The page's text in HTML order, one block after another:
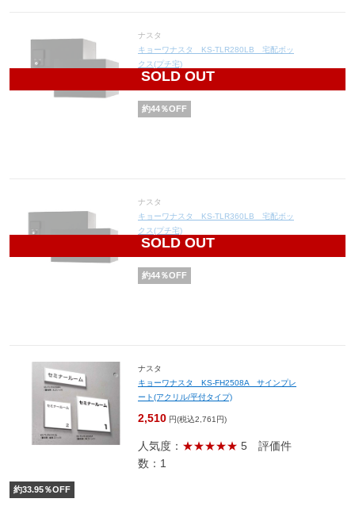
SOLD OUT
ナスタ
キョーワナスタ KS-TLR280LB 宅配ボッ
クス(プチ宅)
27,440
約44％OFF
SOLD OUT
ナスタ
キョーワナスタ KS-TLR360LB 宅配ボッ
クス(プチ宅)
27,440
約44％OFF
ナスタ
キョーワナスタ KS-FH2508A サインプレ
ート(アクリル/平付タイプ)
2,510 円(税込2,761円)
人気度： ★★★★★ 5 評価件
数：1
約33.95％OFF